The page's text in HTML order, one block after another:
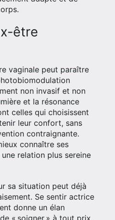
être
vaginale peut paraître
non invasif et non
et la résonance
celles qui choisissent
leur confort, sans
contraignante.
connaître ses
relation plus sereine
sa situation peut déjà
Se sentir actrice
donne un élan
« soigner » à tout prix,